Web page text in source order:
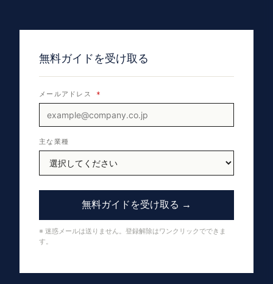
無料ガイドを受け取る
メールアドレス *
主な業種
無料ガイドを受け取る →
※ 迷惑メールは送りません。登録解除はワンクリックでできま
す。